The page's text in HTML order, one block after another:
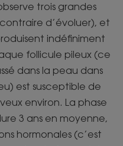
trois grandes
d’évoluer), et
indéfiniment
follicule pileux (ce
dans la peau dans
est susceptible de
environ. La phase
3 ans en moyenne,
hormonales (c’est